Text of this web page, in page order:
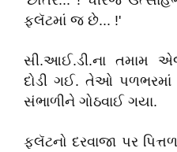
ફ્લૅટમાં જ છે... !'
સી.આઈ.ડી.ના તમામ
દોડી ગઈ. તેઓ
સંભાળીને ગોઠવાઈ ગયા.
ફ્લૅટનો દરવાજા પર